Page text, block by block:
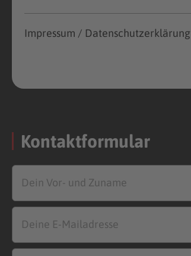
Impressum / Datenschutzerklärung
Kontaktformular